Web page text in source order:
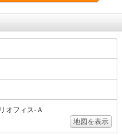
オフィス‐Ａ
地図を表示